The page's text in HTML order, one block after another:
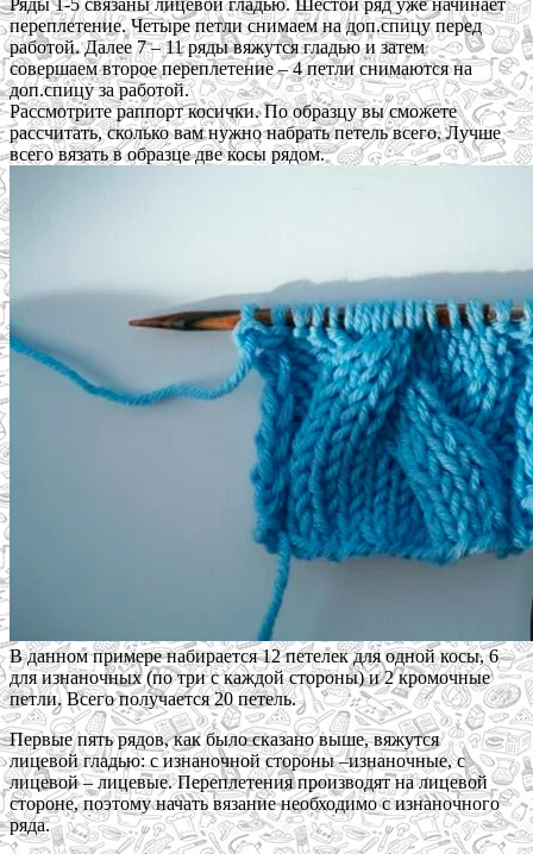
Ряды 1-5 связаны лицевой гладью. Шестой ряд уже начинает
переплетение. Четыре петли снимаем на доп.спицу перед
работой. Далее 7 – 11 ряды вяжутся гладью и затем
совершаем второе переплетение – 4 петли снимаются на
доп.спицу за работой.
Рассмотрите раппорт косички. По образцу вы сможете
рассчитать, сколько вам нужно набрать петель всего. Лучше
всего вязать в образце две косы рядом.
В данном примере набирается 12 петелек для одной косы, 6
для изнаночных (по три с каждой стороны) и 2 кромочные
петли. Всего получается 20 петель.
Первые пять рядов, как было сказано выше, вяжутся
лицевой гладью: с изнаночной стороны –изнаночные, с
лицевой – лицевые. Переплетения производят на лицевой
стороне, поэтому начать вязание необходимо с изнаночного
ряда.